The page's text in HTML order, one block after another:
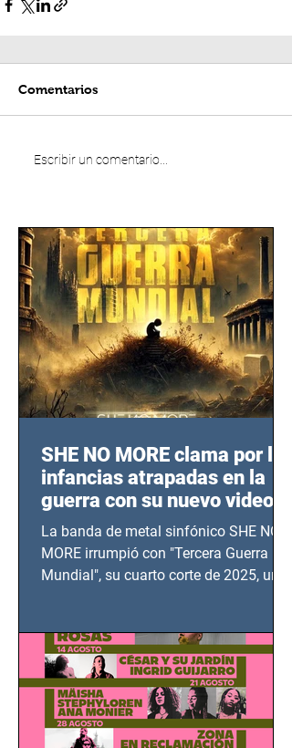
Comentarios
Escribir un comentario...
SHE NO MORE clama por las
infancias atrapadas en la
guerra con su nuevo video
TERCERA GUERRA
MUNDIAL
La banda de metal sinfónico SHE NO
MORE irrumpió con "Tercera Guerra
Mundial", su cuarto corte de 2025, un
bélicos.